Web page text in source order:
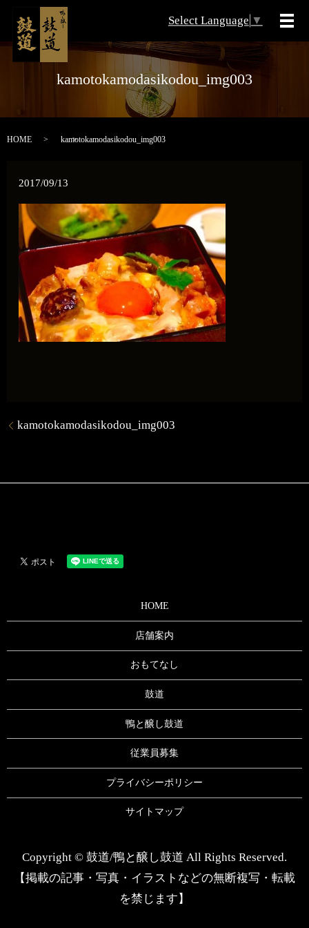
Select Language ▼
メ
kamotokamodasikodou_img003
HOME kamotokamodasikodou_img003
2017/09/13
kamotokamodasikodou_img003
HOME
店舗案内
おもてなし
鼓道
鴨と醸し鼓道
従業員募集
プライバシーポリシー
サイトマップ
Copyright © 鼓道/鴨と醸し鼓道 All Rights Reserved.
【掲載の記事・写真・イラストなどの無断複写・転載
を禁じます】